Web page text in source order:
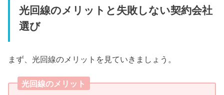
光回線のメリットと失敗しない契約会社
選び
まず、光回線のメリットを見ていきましょう。
光回線のメリット